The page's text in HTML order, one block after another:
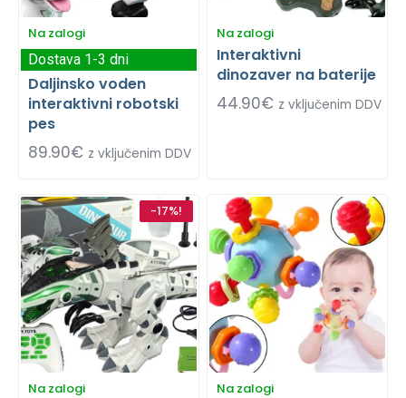
Na zalogi
Daljinsko voden
interaktivni robotski
pes
89.90€ z vključenim DDV
Dostava 1-3 dni
Na zalogi
Interaktivni
dinozaver na baterije
44.90€ z vključenim DDV
-17%!
Na zalogi Na zalogi